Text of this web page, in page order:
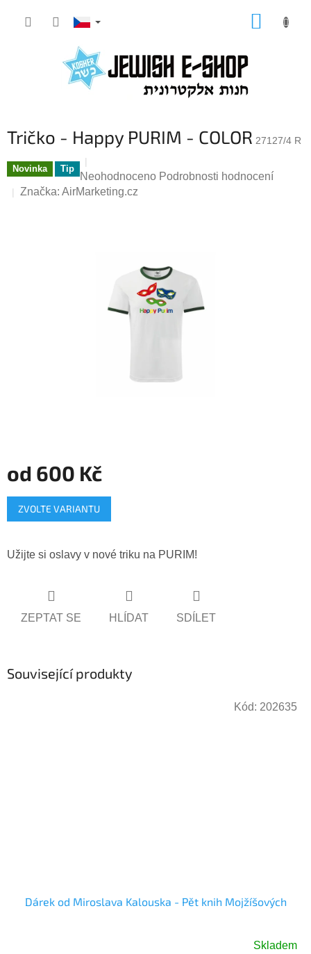
Tričko - Happy PURIM - COLOR 27127/4 R
Novinka Tip
Průměrné
hodnocení
Neohodnoceno Podrobnosti hodnocení
Značka: AirMarketing.cz
od 600 Kč
Měrná
cena:
ZVOLTE VARIANTU
Užijte si oslavy v nové triku na PURIM!
ZEPTAT SE HLÍDAT SDÍLET
Související produkty
Dárek od Miroslava Kalouska - Pět knih Mojžíšových
Skladem
Kód: 202635